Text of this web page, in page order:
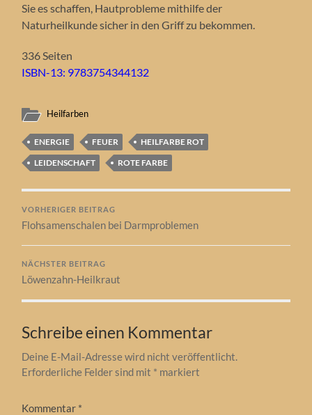
Sie es schaffen, Hautprobleme mithilfe der
Naturheilkunde sicher in den Griff zu bekommen.
336 Seiten
ISBN-13: 9783754344132
Heilfarben
ENERGIE FEUER
HEILFARBE ROT
LEIDENSCHAFT
ROTE FARBE
VORHERIGER BEITRAG
Flohsamenschalen bei Darmproblemen
NÄCHSTER BEITRAG
Löwenzahn-Heilkraut
Schreibe einen Kommentar
Deine E-Mail-Adresse wird nicht veröffentlicht.
Erforderliche Felder sind mit * markiert
Kommentar *